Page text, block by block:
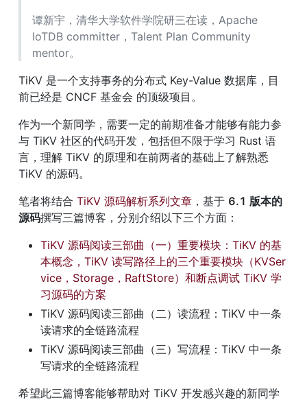
谭新宇，清华大学软件学院研三在读，Apache
IoTDB committer，Talent Plan Community
mentor。
TiKV 是一个支持事务的分布式 Key-Value 数据库，目
前已经是 CNCF 基金会 的顶级项目。
作为一个新同学，需要一定的前期准备才能够有能力参
与 TiKV 社区的代码开发，包括但不限于学习 Rust 语
言，理解 TiKV 的原理和在前两者的基础上了解熟悉
TiKV 的源码。
笔者将结合 TiKV 源码解析系列文章 ，基于 6.1 版本的
源码撰写三篇博客，分别介绍以下三个方面：
TiKV 源码阅读三部曲（一）重要模块：TiKV 的基
本概念，TiKV 读写路径上的三个重要模块（KVSer
vice，Storage，RaftStore）和断点调试 TiKV 学
习源码的方案
TiKV 源码阅读三部曲（二）读流程：TiKV 中一条
读请求的全链路流程
TiKV 源码阅读三部曲（三）写流程：TiKV 中一条
写请求的全链路流程
希望此三篇博客能够帮助对 TiKV 开发感兴趣的新同学